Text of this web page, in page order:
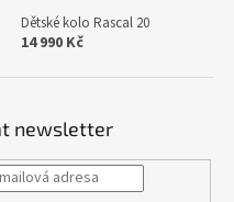
Dětské kolo Rascal 20
14 990 Kč
newsletter